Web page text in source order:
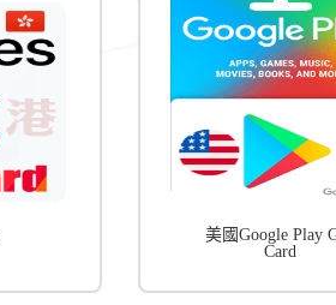
美國Google Play
Card